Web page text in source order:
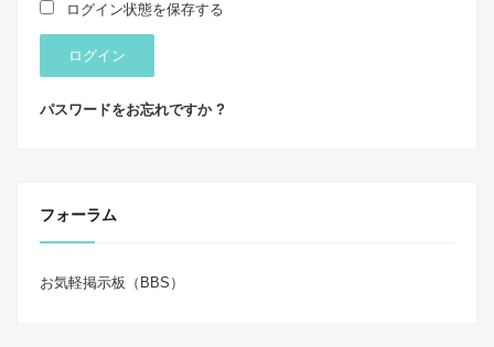
ログイン状態を保存する
ログイン
パスワードをお忘れですか ?
フォーラム
お気軽掲示板（BBS）